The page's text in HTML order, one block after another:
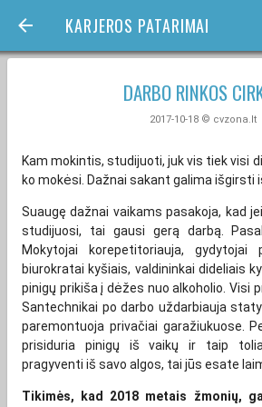
KARJEROS PATARIMAI
DARBO RINKOS
2017-10-18 © cvzona.lt
Kam mokintis, studijuoti, juk vis tiek visi
ko mokėsi. Dažnai sakant galima išgirsti
Suaugę dažnai vaikams pasakoja, kad
studijuosi, tai gausi gerą darbą.
Mokytojai korepetitoriauja, gydytojai
biurokratai kyšiais, valdininkai dideliais
pinigų prikiša į dėžes nuo alkoholio. Visi
Santechnikai po darbo uždarbiauja
paremontuoja privačiai garažiukuose.
prisiduria pinigų iš vaikų ir taip
pragyventi iš savo algos, tai jūs esate
Tikimės, kad 2018 metais žmonių,